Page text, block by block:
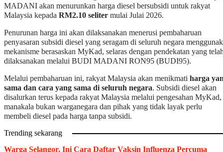
Melalui pembaharuan ini, rakyat Malaysia akan menikmati
harga
sama dan cara yang sama di seluruh negara
disalurkan terus kepada rakyat Malaysia melalui pengesahan MyKad,
manakala bukan warganegara dan pihak yang tidak layak perlu
membeli diesel pada harga tanpa subsidi.
Warga Selangor, Ini Cara Daftar Vaksin Influenza Percuma
Dalam keadaan krisis Asia Barat yang terus memberi tekanan kepada
bekalan minyak global, langkah ini penting bagi memastikan subsidi
Kerajaan hanya sampai kepada rakyat Malaysia serta mengurangkan
ketirisan dan penyeludupan diesel bersubsidi.